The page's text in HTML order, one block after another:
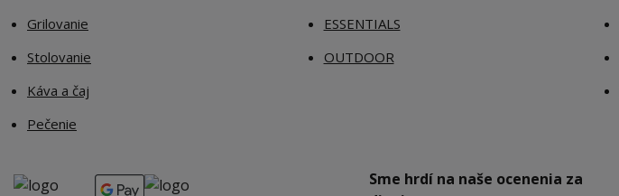
Grilovanie
Stolovanie
Káva a čaj
Pečenie
ESSENTIALS
OUTDOOR
Sme hrdí na naše ocenenia za